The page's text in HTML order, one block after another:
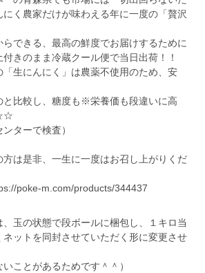
く農家だけが味わえる年に一度の「贅沢
できる、最高の鮮度でお届けするために
きのまま冷蔵クール便で当日出荷！！
「生にんにく」は農薬不使用のため、安
と比較し、糖度も※栄養価も段違いに高
ターで検査）
は是非、一生に一度はお召し上がりくだ
poke-m.com/products/344437
、玉の状態で段ボールに梱包し、１キロ当
ットを同封させていただく形に変更させ
いことがあるためです＾＾）